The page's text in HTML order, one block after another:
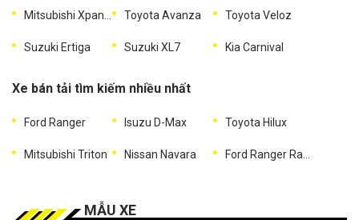
Toyota Avanza Toyota Veloz
Suzuki Ertiga Suzuki XL7 Kia Carnival
Xe bán tải tìm kiếm nhiều nhất
Ford Ranger Isuzu D-Max Toyota Hilux
Mitsubishi Triton Nissan Navara
MẪU XE